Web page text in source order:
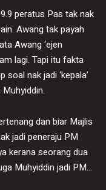
peratus Pas tak nak
Awang tak payah
Awang ‘ejen
lagi. Tapi itu fakta
nak jadi ‘kepala’
dan biar Majlis
jadi peneraju PM
kerana seorang dua
Muhyiddin jadi PM…